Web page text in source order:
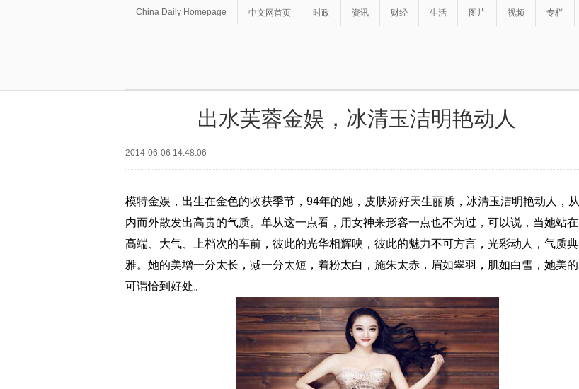
China Daily Homepage 中文网首页 时政 资讯 财经 生活 图片 视频 专栏
出水芙蓉金娱，冰清玉洁明艳动人
2014-06-06 14:48:06
模特金娱，出生在金色的收获季节，94年的她，皮肤娇好天生丽质，冰清玉洁明艳动人，从
内而外散发出高贵的气质。单从这一点看，用女神来形容一点也不为过，可以说，当她站在
高端、大气、上档次的车前，彼此的光华相辉映，彼此的魅力不可方言，光彩动人，气质典
雅。她的美增一分太长，减一分太短，着粉太白，施朱太赤，眉如翠羽，肌如白雪，她美的
可谓恰到好处。